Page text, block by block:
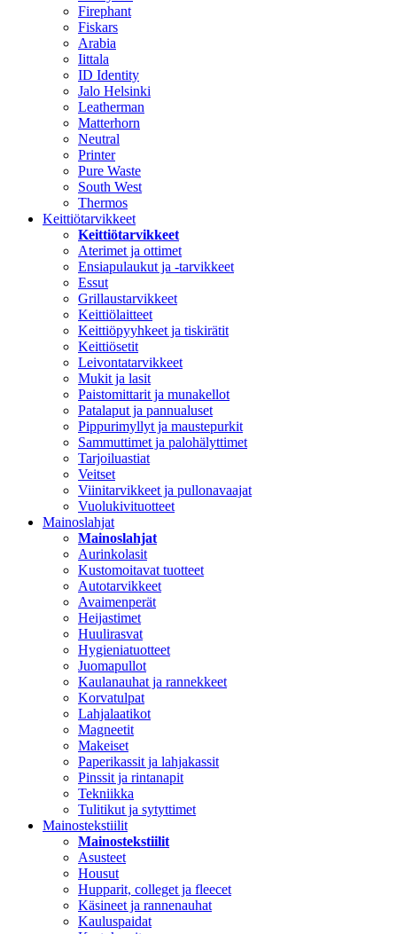
Firephant
Fiskars
Arabia
Iittala
ID Identity
Jalo Helsinki
Leatherman
Matterhorn
Neutral
Printer
Pure Waste
South West
Thermos
Keittiötarvikkeet
Keittiötarvikkeet
Aterimet ja ottimet
Ensiapulaukut ja -tarvikkeet
Essut
Grillaustarvikkeet
Keittiölaitteet
Keittiöpyyhkeet ja tiskirätit
Keittiösetit
Leivontatarvikkeet
Mukit ja lasit
Paistomittarit ja munakellot
Patalaput ja pannualuset
Pippurimyllyt ja maustepurkit
Sammuttimet ja palohälyttimet
Tarjoiluastiat
Veitset
Viinitarvikkeet ja pullonavaajat
Vuolukivituotteet
Mainoslahjat
Mainoslahjat
Aurinkolasit
Kustomoitavat tuotteet
Autotarvikkeet
Avaimenperät
Heijastimet
Huulirasvat
Hygieniatuotteet
Juomapullot
Kaulanauhat ja rannekkeet
Korvatulpat
Lahjalaatikot
Magneetit
Makeiset
Paperikassit ja lahjakassit
Pinssit ja rintanapit
Tekniikka
Tulitikut ja sytyttimet
Mainostekstiilit
Mainostekstiilit
Asusteet
Housut
Hupparit, colleget ja fleecet
Käsineet ja rannenauhat
Kauluspaidat